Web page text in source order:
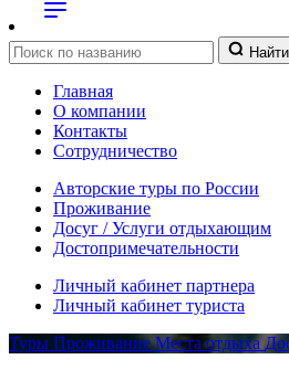
Найти
Главная
О компании
Контакты
Сотрудничество
Авторские туры по России
Проживание
Досуг / Услуги отдыхающим
Достопримечательности
Личный кабинет партнера
Личный кабинет туриста
Туры ПроживаниеМеста отдыха